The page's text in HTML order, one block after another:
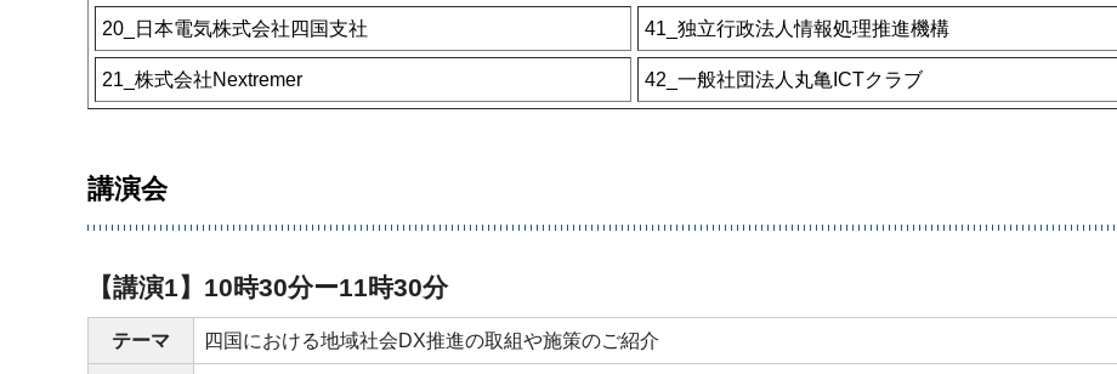
20_日本電気株式会社四国支社 41_独立行政法人情報処理推進機構
21_株式会社Nextremer 42_一般社団法人丸亀ICTクラブ
講演会
【講演1】10時30分ー11時30分
テーマ 四国における地域社会DX推進の取組や施策のご紹介